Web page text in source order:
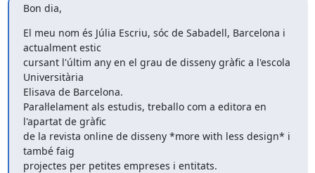
Bon dia,
El meu nom és Júlia Escriu, sóc de Sabadell, Barcelona i
actualment estic
cursant l'últim any en el grau de disseny gràfic a l'escola
Universitària
Elisava de Barcelona.
Paral·lelament als estudis, treballo com a editora en
l'apartat de gràfic
de la revista online de disseny *more with less design* i
també faig
projectes per petites empreses i entitats.